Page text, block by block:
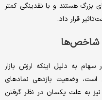
بزرگ هستند و با نقدینگی کمتر
قرار داد.
شاخص‌‌‌ها
سهام به دلیل اینکه ارزش بازار
وضعیت بازدهی نمادهای
به علت یکسان در نظر گرفتن